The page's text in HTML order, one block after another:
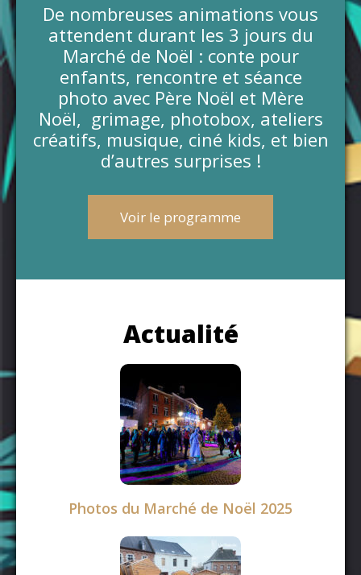
De nombreuses animations vous
attendent durant les 3 jours du
Marché de Noël : conte pour
enfants, rencontre et séance
photo avec Père Noël et Mère
Noël, grimage, photobox, ateliers
créatifs, musique, ciné kids, et bien
d’autres surprises !
Voir le programme
Actualité
Photos du Marché de Noël 2025